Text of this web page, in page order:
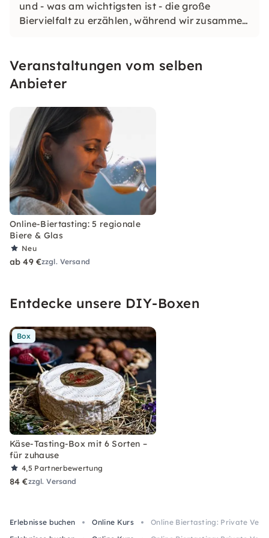
und - was am wichtigsten ist - die große
Biervielfalt zu erzählen, während wir zusammen
Veranstaltungen vom selben
Anbieter
Online-Biertasting: 5 regionale
Biere & Glas
Neu
ab 49 €zzgl. Versand
Entdecke unsere DIY-Boxen
Box
Käse-Tasting-Box mit 6 Sorten –
für zuhause
4,5 Partnerbewertung
84 €zzgl. Versand
Erlebnisse buchen Online Kurs
Online Biertasting: Private